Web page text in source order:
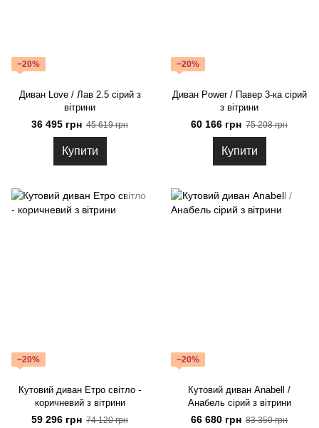
−20%
Диван Love / Лав 2.5 сірий з
вітрини
36 495 грн 45 619 грн
Купити
−20%
Диван Power / Павер 3-ка сірий
з вітрини
60 166 грн 75 208 грн
Купити
−20%
Кутовий диван Етро світло -
коричневий з вітрини
59 296 грн 74 120 грн
−20%
Кутовий диван Anabell /
Анабель сірий з вітрини
66 680 грн 83 350 грн